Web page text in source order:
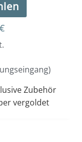
€
Zubehör
vergoldet